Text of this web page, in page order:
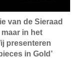
van de Sieraad
in het
presenteren
in Gold’